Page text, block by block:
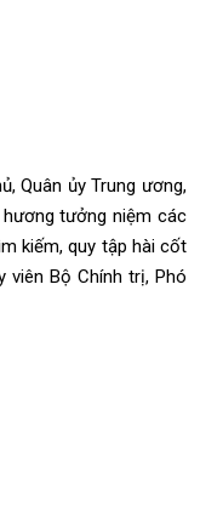
Quân ủy Trung ương,
tưởng niệm các
kiếm, quy tập hài cốt
viên Bộ Chính trị, Phó